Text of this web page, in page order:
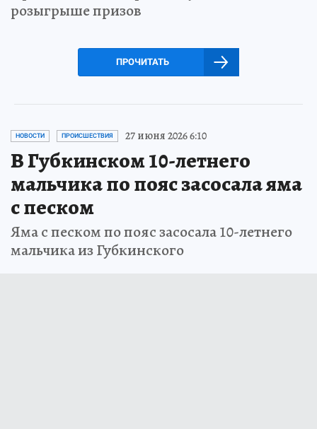
розыгрыше призов
ПРОЧИТАТЬ
НОВОСТИ ПРОИСШЕСТВИЯ 27 июня 2026 6:10
В Губкинском 10-летнего
мальчика по пояс засосала яма
с песком
Яма с песком по пояс засосала 10-летнего
мальчика из Губкинского